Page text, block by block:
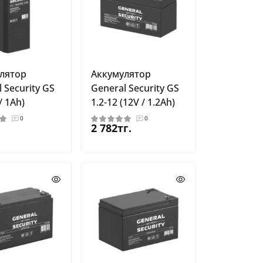
Security GS
1Ah)
0
Аккумулятор
General Security GS
1.2-12 (12V / 1.2Ah)
0
2 782тг.